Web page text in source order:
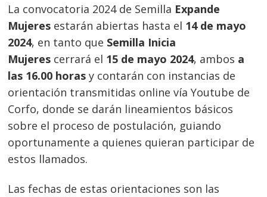
La convocatoria 2024 de Semilla Expande
Mujeres estarán abiertas hasta el 14 de mayo
2024, en tanto que Semilla Inicia
Mujeres cerrará el 15 de mayo 2024, ambos a
las 16.00 horasy contarán con instancias de
orientación transmitidas online vía Youtube de
Corfo, donde se darán lineamientos básicos
sobre el proceso de postulación, guiando
oportunamente a quienes quieran participar de
estos llamados.
Las fechas de estas orientaciones son las